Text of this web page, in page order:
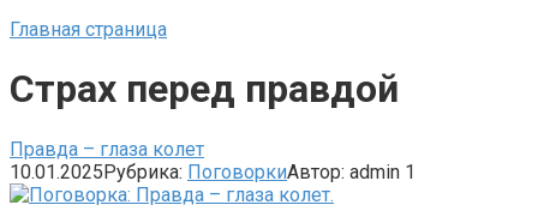
Главная страница
Страх перед правдой
Правда – глаза колет
10.01.2025Рубрика: ПоговоркиАвтор: admin 1